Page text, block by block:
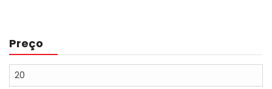
Preço
Preço
mínimo